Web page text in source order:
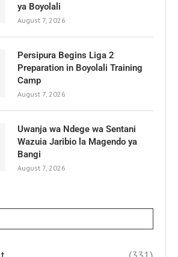
ya Boyolali
August 7, 2026
Persipura Begins Liga 2
Preparation in Boyolali Training
Camp
August 7, 2026
Uwanja wa Ndege wa Sentani
Wazuia Jaribio la Magendo ya
Bangi
August 7, 2026